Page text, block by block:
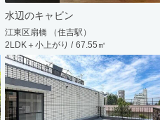
水辺のキャビン
江東区扇橋 （住吉駅）
2LDK＋小上がり / 67.55㎡